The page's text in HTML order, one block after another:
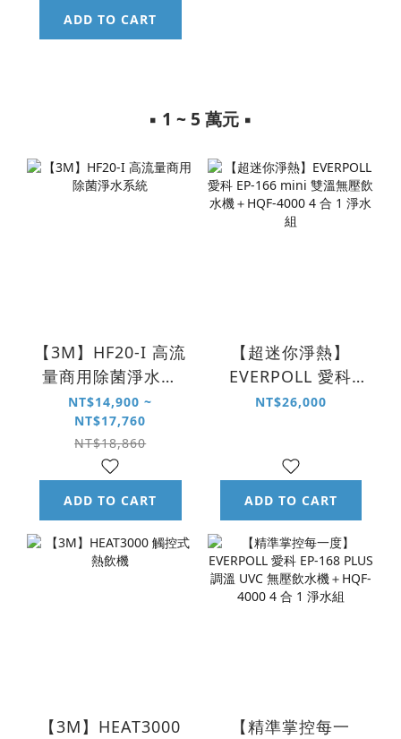
ADD TO CART
▪︎ 1 ~ 5 萬元 ▪︎
【3M】HF20-I 高流
量商用除菌淨水系
統
NT$14,900 ~
NT$17,760
NT$18,860
ADD TO CART
【超迷你淨熱】
EVERPOLL 愛科
EP-166 mini 雙溫
NT$26,000
ADD TO CART
【3M】HEAT3000
【精準掌控每一